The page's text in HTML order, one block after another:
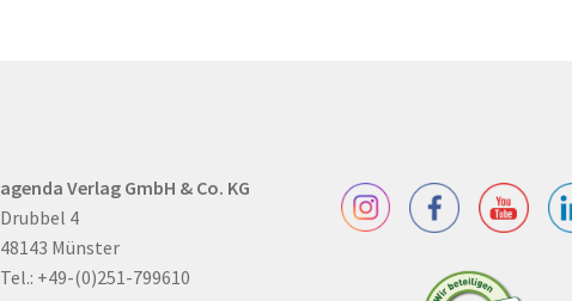
agenda Verlag GmbH & Co. KG
Drubbel 4
48143 Münster
Tel.: +49-(0)251-799610